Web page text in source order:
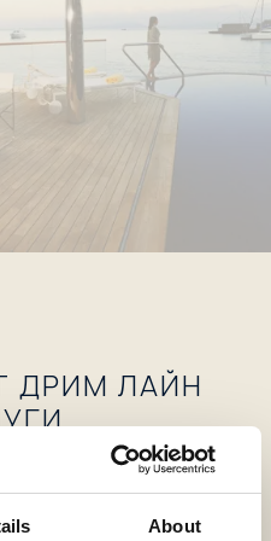
About
ДРИМ ЛАЙН
УСЛУГИ
заезда/отъезда